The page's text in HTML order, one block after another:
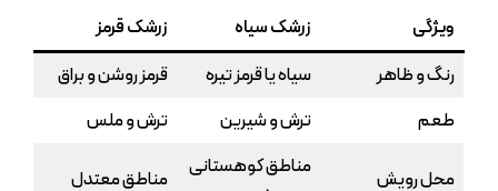
ویژگی زرشک سیاه
زرشک قرمز
رنگ و ظاهر
سیاه یا قرمز تیره
قرمز روشن و براق
طعم
ترش و شیرین ترش و ملس
محل رویش
مناطق کوهستانی
مناطق معتدل